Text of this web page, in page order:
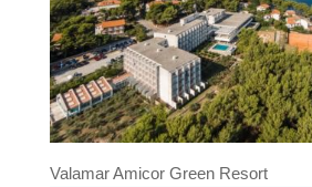
Valamar Amicor Green Resort